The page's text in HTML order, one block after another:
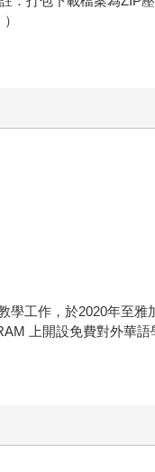
工作，於2020年至
上開設免費對外華